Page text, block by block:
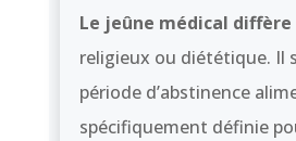
Le jeûne médical diffère
religieux ou diététique. Il
période d’abstinence
spécifiquement définie